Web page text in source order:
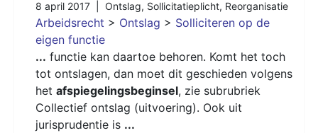
8 april 2017 | Ontslag, Sollicitatieplicht, Reorganisatie
Arbeidsrecht > Ontslag > Solliciteren op de
eigen functie
... functie kan daartoe behoren. Komt het toch
tot ontslagen, dan moet dit geschieden volgens
het afspiegelingsbeginsel, zie subrubriek
Collectief ontslag (uitvoering). Ook uit
jurisprudentie is ...